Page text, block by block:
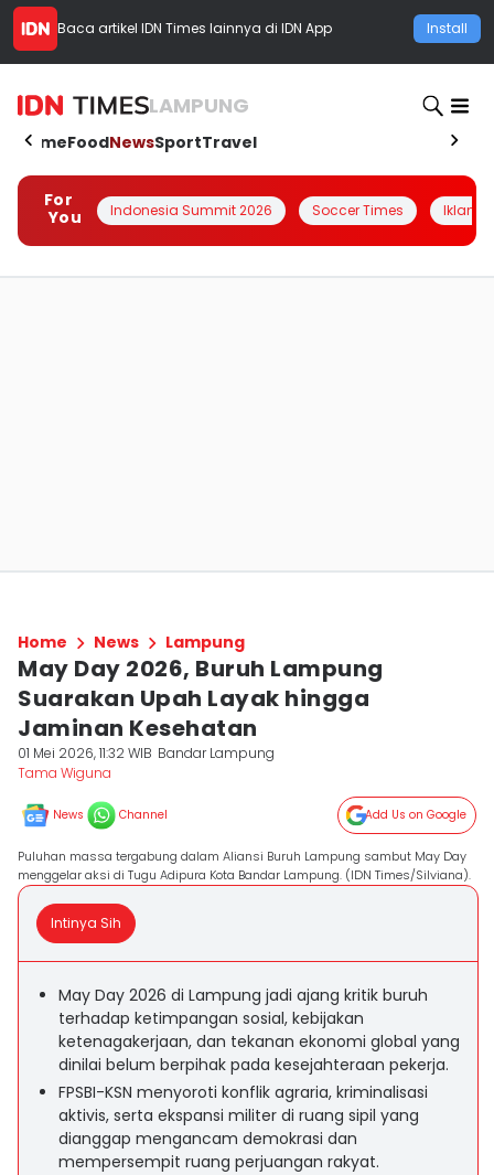
Baca artikel IDN Times lainnya di IDN App Install
LAMPUNG
HomeFoodNewsSportTravel
For
You
Indonesia Summit 2026 Soccer Times Iklanin
Home News Lampung
May Day 2026, Buruh Lampung
Suarakan Upah Layak hingga
Jaminan Kesehatan
01 Mei 2026, 11:32 WIB Bandar Lampung
Tama Wiguna
News Channel Add Us on Google
Puluhan massa tergabung dalam Aliansi Buruh Lampung sambut May Day
menggelar aksi di Tugu Adipura Kota Bandar Lampung. (IDN Times/Silviana).
Intinya Sih
May Day 2026 di Lampung jadi ajang kritik buruh
terhadap ketimpangan sosial, kebijakan
ketenagakerjaan, dan tekanan ekonomi global yang
dinilai belum berpihak pada kesejahteraan pekerja.
FPSBI-KSN menyoroti konflik agraria, kriminalisasi
aktivis, serta ekspansi militer di ruang sipil yang
dianggap mengancam demokrasi dan
mempersempit ruang perjuangan rakyat.